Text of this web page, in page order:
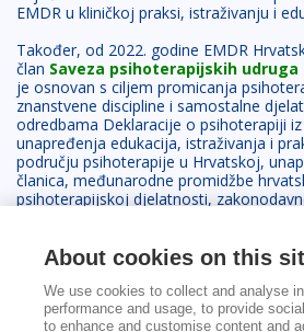
EMDR u kliničkoj praksi, istraživanju i
Također, od 2022. godine EMDR
član Saveza psihoterapijskih udruga
je osnovan s ciljem promicanja
znanstvene discipline i samostalne
odredbama Deklaracije o psihoterapiji
unapređenja edukacija, istraživanja i
području psihoterapije u Hrvatskoj,
članica, međunarodne promidžbe
psihoterapijskoj djelatnosti,
Danas EMDR Hrvatska okuplja 82 člana
završili barem prvu razinu EMDR
akreditiranih edukatora.
About cookies on this
We use cookies to collect and analyse
performance and usage, to provide
to enhance and customise content and